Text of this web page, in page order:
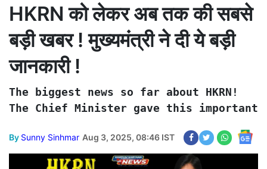
HKRN को लेकर अब तक की सबसे
बड़ी खबर ! मुख्यमंत्री ने दी ये बड़ी
जानकारी !
The biggest news so far about HKRN!
The Chief Minister gave this important
By Sunny Sinhmar Aug 3, 2025, 08:46 IST